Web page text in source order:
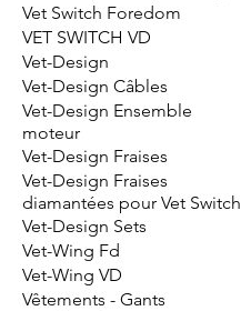
Vet Switch Foredom
VET SWITCH VD
Vet-Design
Vet-Design Câbles
Vet-Design Ensemble
moteur
Vet-Design Fraises
Vet-Design Fraises
diamantées pour Vet Switch
Vet-Design Sets
Vet-Wing Fd
Vet-Wing VD
Vêtements - Gants